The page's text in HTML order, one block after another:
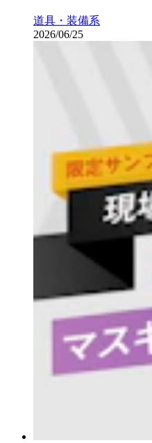
道具・装備系
2026/06/25